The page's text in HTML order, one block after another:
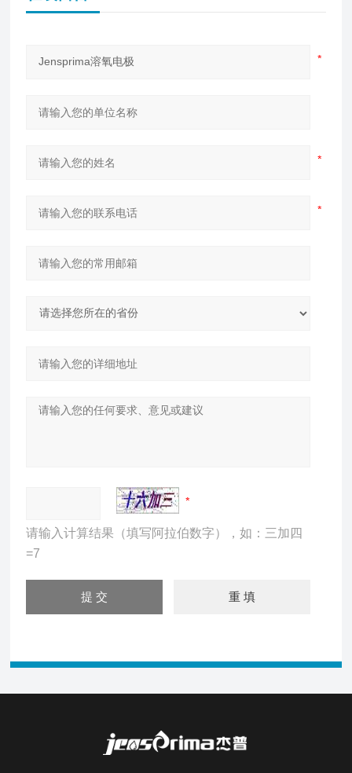
请输入计算结果（填写阿拉伯数字），如：三加四
=7